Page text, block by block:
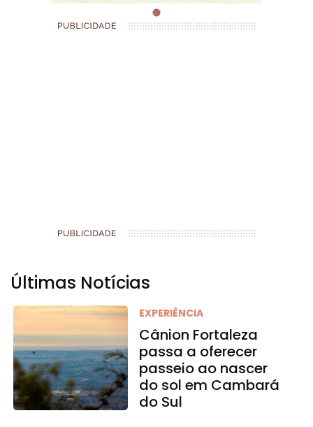
Últimas Notícias
EXPERIÊNCIA
Cânion Fortaleza
passa a oferecer
passeio ao nascer
do sol em Cambará
do Sul